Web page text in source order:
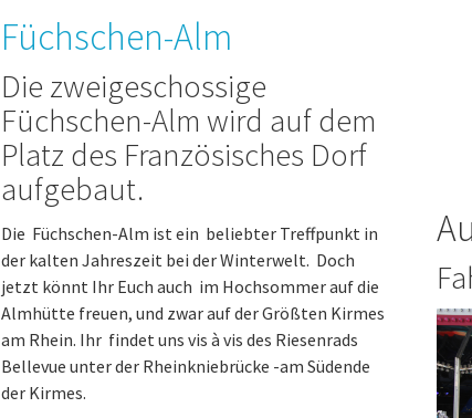
Füchschen-Alm
Die zweigeschossige
Füchschen-Alm wird auf dem
Platz des Französisches Dorf
aufgebaut.
Die Füchschen-Alm ist ein beliebter Treffpunkt in
der kalten Jahreszeit bei der Winterwelt. Doch
jetzt könnt Ihr Euch auch im Hochsommer auf die
Almhütte freuen, und zwar auf der Größten Kirmes
am Rhein. Ihr findet uns vis à vis des Riesenrads
Bellevue unter der Rheinkniebrücke -am Südende
der Kirmes.